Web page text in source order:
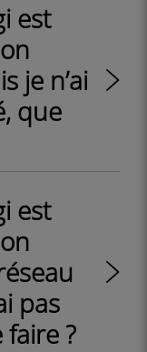
est
je n’ai
que
est
pas
?